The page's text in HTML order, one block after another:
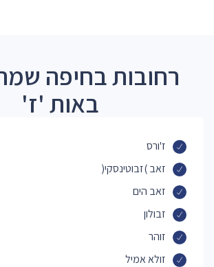
רחובות בחיפה
באות 'ז'
ז'ורס
זאב )זבוטינסקי(
זאב הים
זבולון
זוהר
זולא אמיל